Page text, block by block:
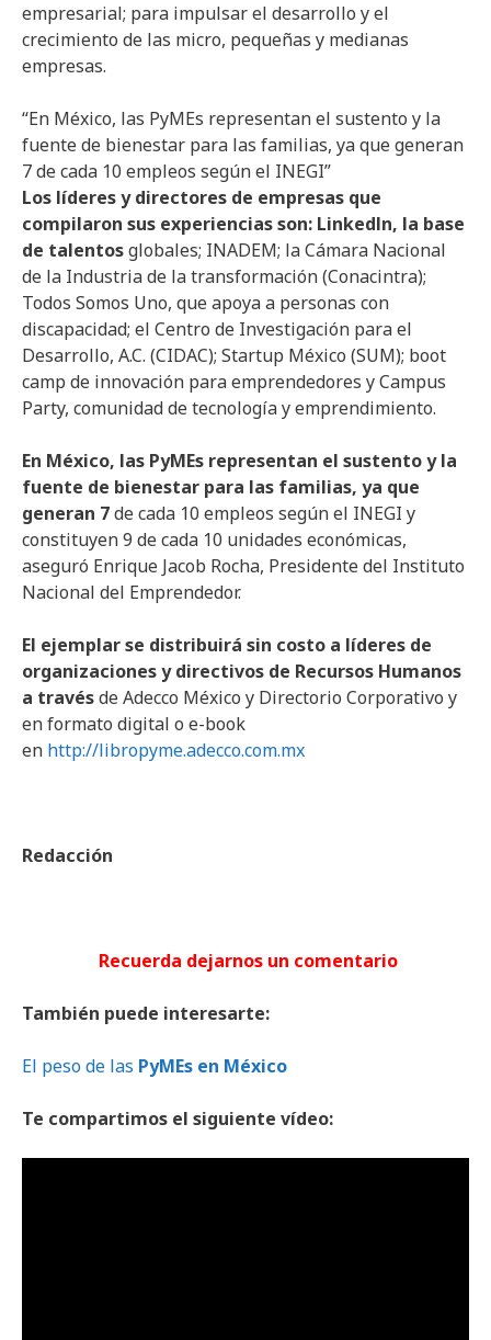
empresarial; para impulsar el desarrollo y el
crecimiento de las micro, pequeñas y medianas
empresas.
“En México, las PyMEs representan el sustento y la
fuente de bienestar para las familias, ya que generan
7 de cada 10 empleos según el INEGI”
Los líderes y directores de empresas que
compilaron sus experiencias son: Linkedln, la base
de talentosglobales; INADEM; la Cámara Nacional
de la Industria de la transformación (Conacintra);
Todos Somos Uno, que apoya a personas con
discapacidad; el Centro de Investigación para el
Desarrollo, A.C. (CIDAC); Startup México (SUM); boot
camp de innovación para emprendedores y Campus
Party, comunidad de tecnología y emprendimiento.
En México, las PyMEs representan el sustento y la
fuente de bienestar para las familias, ya que
generan 7de cada 10 empleos según el INEGI y
constituyen 9 de cada 10 unidades económicas,
aseguró Enrique Jacob Rocha, Presidente del Instituto
Nacional del Emprendedor.
El ejemplar se distribuirá sin costo a líderes de
organizaciones y directivos de Recursos Humanos
a travésde Adecco México y Directorio Corporativo y
en formato digital o e-book
en http://libropyme.adecco.com.mx
Redacción
Recuerda dejarnos un comentario
También puede interesarte:
El peso de las PyMEs en México
Te compartimos el siguiente vídeo: